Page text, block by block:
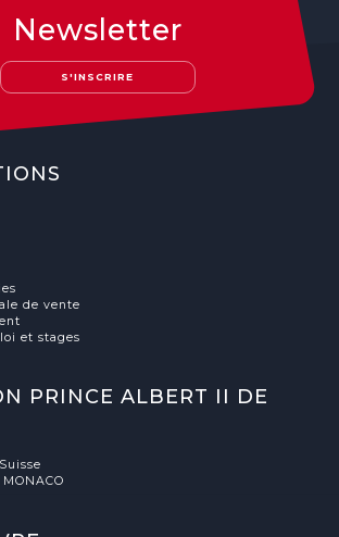
Newsletter
S'INSCRIRE
de vente
et stages
PRINCE ALBERT II DE